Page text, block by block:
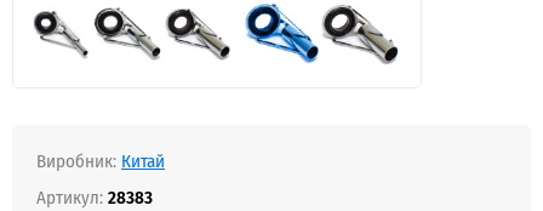
Виробник: Китай
Артикул:28383